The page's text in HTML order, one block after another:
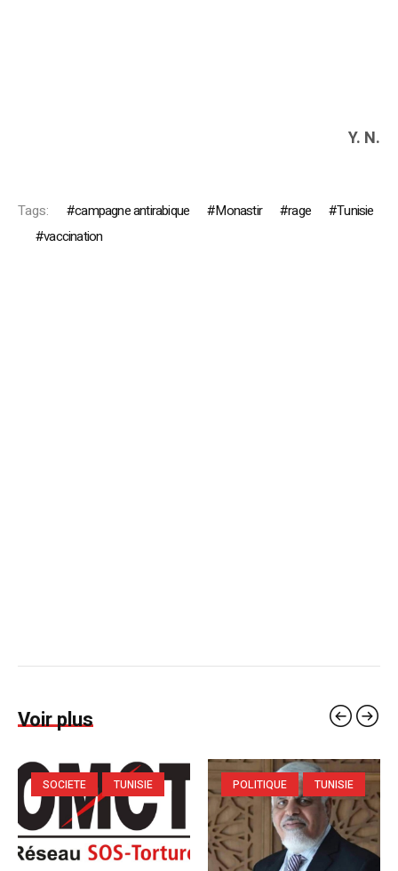
Y. N.
Tags: campagne antirabique Monastir rage
Tunisie
vaccination
Voir plus
SOCIETE TUNISIE POLITIQUE TUNISIE